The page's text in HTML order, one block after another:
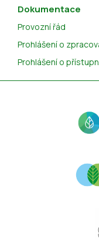
Dokumentace
Provozní řád
Prohlášení o
Prohlášení o